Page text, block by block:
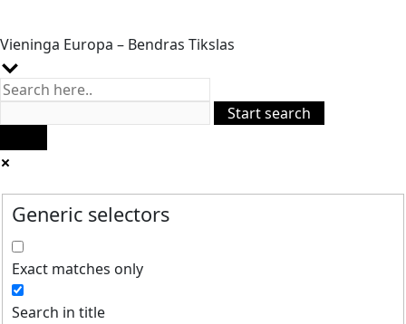
Vieninga Europa – Bendras Tikslas
Generic selectors
Exact matches only
Search in title